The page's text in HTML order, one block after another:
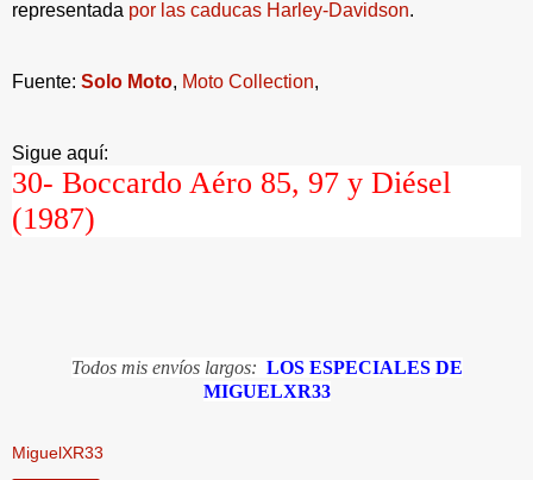
representada por las caducas Harley-Davidson.
Fuente: Solo Moto, Moto Collection,
Sigue aquí:
30- Boccardo Aéro 85, 97 y Diésel
(1987)
Todos mis envíos largos: LOS ESPECIALES DE
MIGUELXR33
MiguelXR33